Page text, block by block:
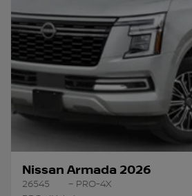
Nissan Armada 2026
26545
– PRO-4X